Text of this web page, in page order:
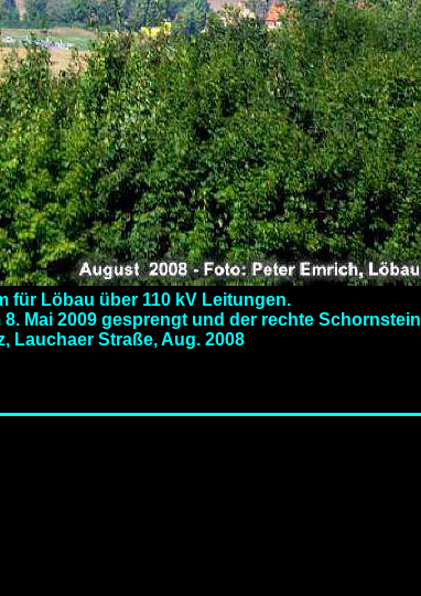
für Löbau über 110 kV Leitungen.
Mai 2009 gesprengt und der rechte Schornstein
Lauchaer Straße, Aug. 2008